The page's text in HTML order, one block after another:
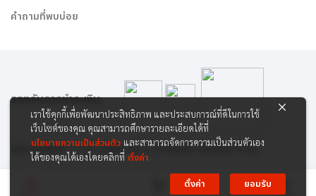
คำถามที่พบบ่อย
สงวนลิขสิทธิ์ © 2565 บริษัท สยาม เคาเซิลลิ่ง เซ็นเตอร์ จำกัด
รองรับการชำระเงิน:
เราใช้คุกกี้เพื่อพัฒนาประสิทธิภาพ และประสบการณ์ที่ดีในการใช้
เว็บไซต์ของคุณ คุณสามารถศึกษารายละเอียดได้ที่
นโยบายความเป็นส่วนตัว และสามารถจัดการความเป็นส่วนตัวเอง
ได้ของคุณได้เองโดยคลิกที่ ตั้งค่า
ตั้งค่า
ยอมรับ